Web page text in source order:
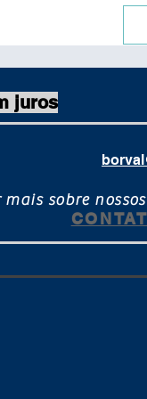
juros
mais sobre